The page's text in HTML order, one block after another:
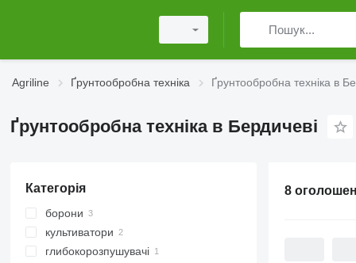
Agriline Ґрунтообробна техніка Ґрунтообробна техніка в
Ґрунтообробна техніка в Бердичеві
Категорія
борони
дискові борони
пружинні борони
культиватори
глибокорозпушувачі
8